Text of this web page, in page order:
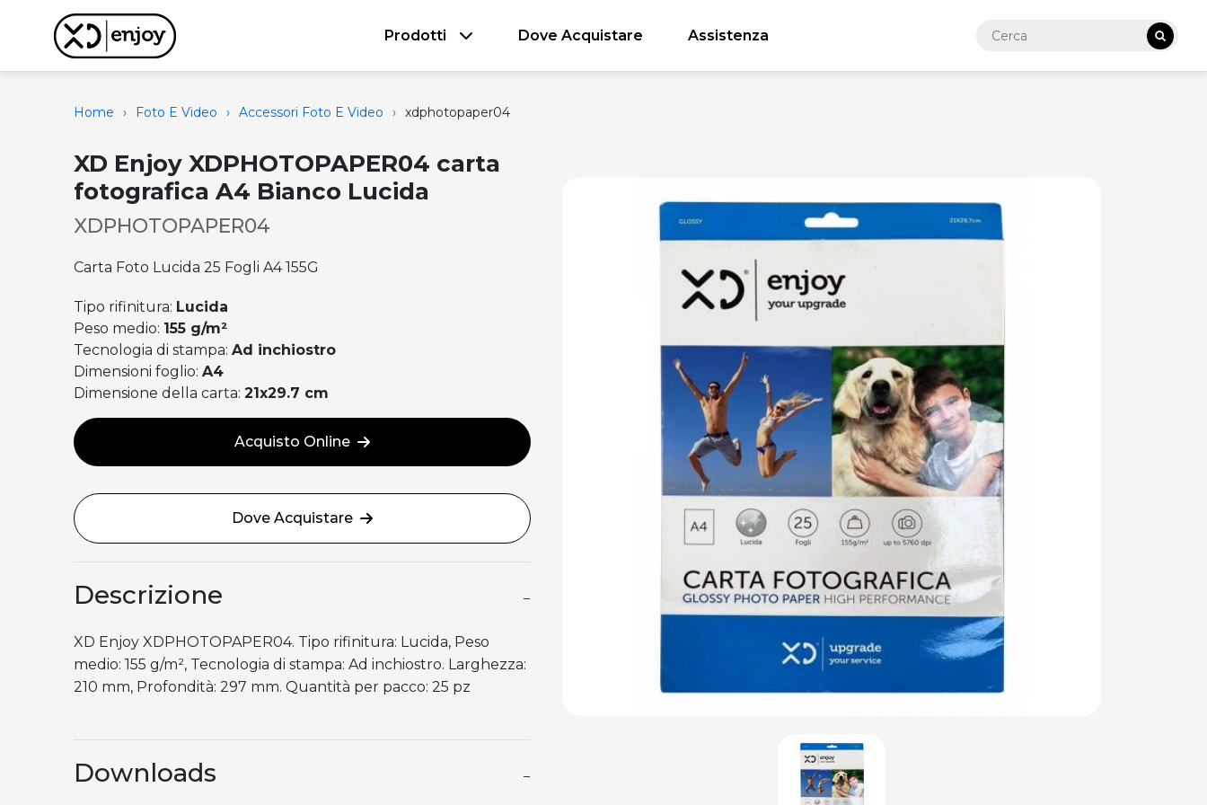
Prodotti Dove Acquistare Assistenza
Home › Foto E Video › Accessori Foto E Video › xdphotopaper04
XD Enjoy XDPHOTOPAPER04 carta
fotografica A4 Bianco Lucida
XDPHOTOPAPER04
Carta Foto Lucida 25 Fogli A4 155G
Tipo rifinitura: Lucida
Peso medio: 155 g/m²
Tecnologia di stampa:Ad inchiostro
Dimensioni foglio:A4
Dimensione della carta:21x29.7 cm
Acquisto Online
Dove Acquistare
Descrizione −
XD Enjoy XDPHOTOPAPER04. Tipo rifinitura: Lucida, Peso
medio: 155 g/m², Tecnologia di stampa: Ad inchiostro. Larghezza:
210 mm, Profondità: 297 mm. Quantità per pacco: 25 pz
Downloads −